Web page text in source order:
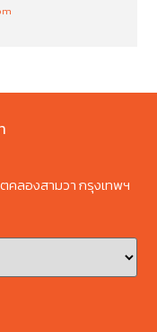
คลองสามวา กรุงเทพฯ